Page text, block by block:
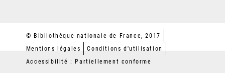
© Bibliothèque nationale de France, 2017
Mentions légales
Conditions d'utilisation
Accessibilité : Partiellement conforme